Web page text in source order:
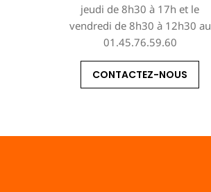
jeudi de 8h30 à 17h et le
vendredi de 8h30 à 12h30 au
01.45.76.59.60
CONTACTEZ-NOUS